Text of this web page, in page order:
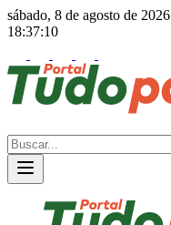
sábado, 8 de agosto de 2026
18:37:12